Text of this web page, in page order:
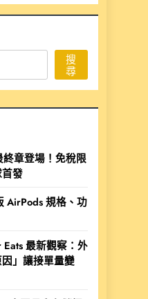
搜
尋
終章登場！免稅限
發
AirPods 規格、功
最新觀察：外
」讓接單量變